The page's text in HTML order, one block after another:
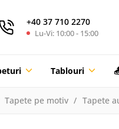
+40 37 710 2270
Lu-Vi: 10:00 - 15:00
Tablouri
Tapete pe motiv Tapete